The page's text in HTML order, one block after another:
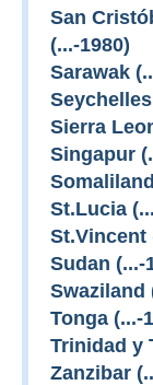
San
(...-1980)
Sarawak
Sierra
Singapur
St.Lucia
St.Vincent
Sudan (...-
Swaziland
Tonga (...-
Trinidad y
Zanzibar